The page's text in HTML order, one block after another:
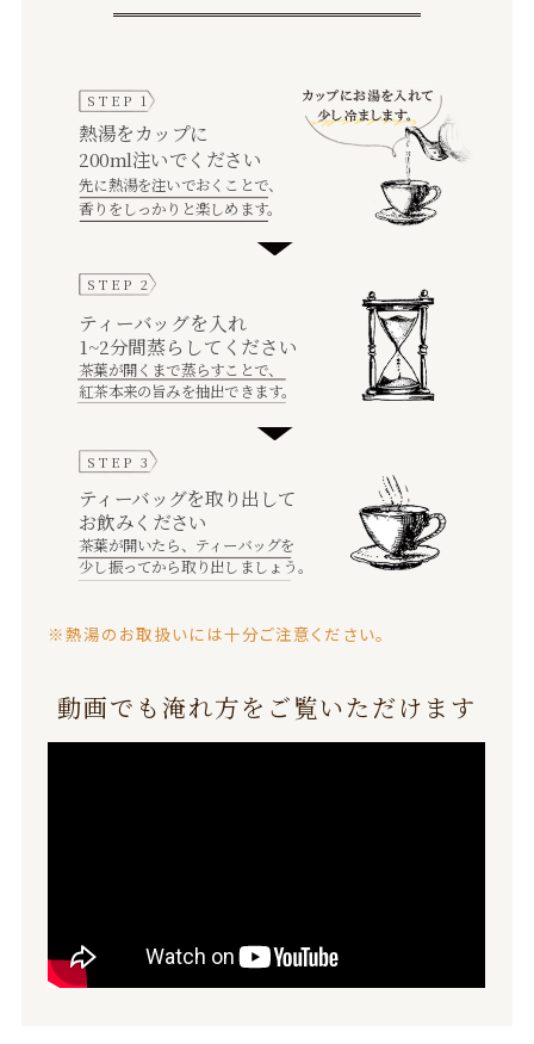
STEP 1
熱湯をカップに
200ml注いでください
先に熱湯を注いでおくことで、
香りをしっかりと楽しめます。
STEP 2
ティーバッグを入れ
1~2分間蒸らしてください
茶葉が開くまで蒸らすことで、
紅茶本来の旨みを抽出できます。
STEP 3
ティーバッグを取り出して
お飲みください
茶葉が開いたら、ティーバッグを
少し振ってから取り出しましょう。
※熱湯のお取扱いには十分ご注意ください。
動画でも淹れ方をご覧いただけます